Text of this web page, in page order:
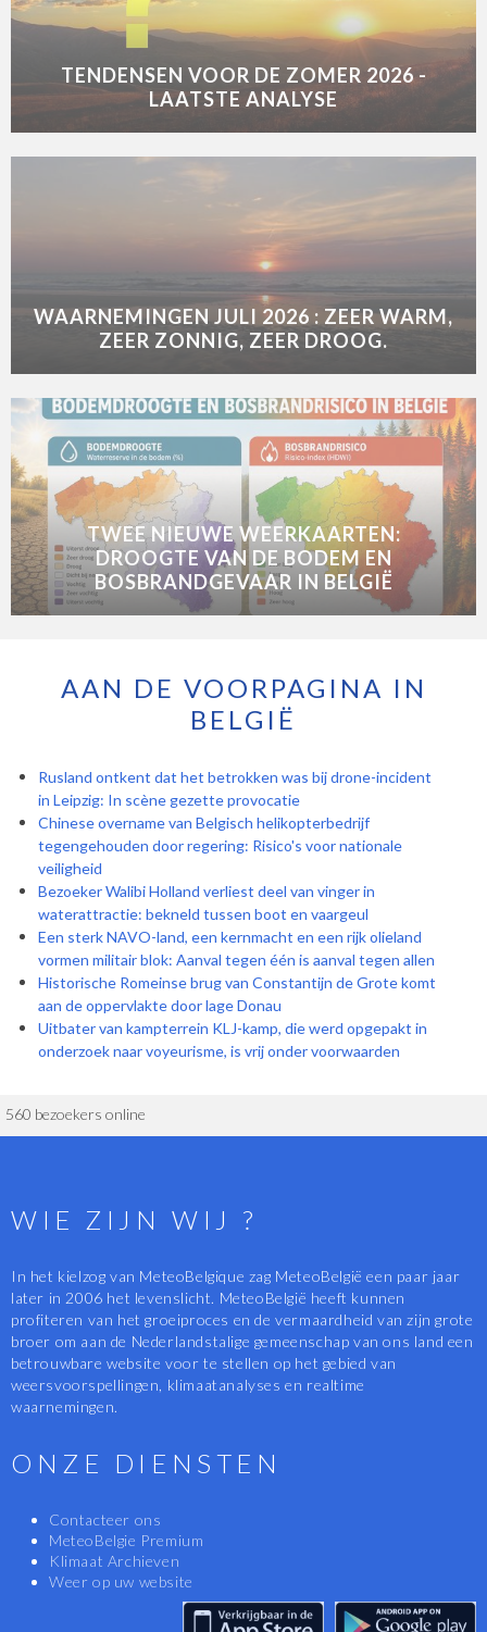
TENDENSEN VOOR DE ZOMER 2026 -
LAATSTE ANALYSE
WAARNEMINGEN JULI 2026 : ZEER WARM,
ZEER ZONNIG, ZEER DROOG.
TWEE NIEUWE WEERKAARTEN:
DROOGTE VAN DE BODEM EN
BOSBRANDGEVAAR IN BELGIË
AAN DE VOORPAGINA IN
BELGIË
Rusland ontkent dat het betrokken was bij drone-incident
in Leipzig: In scène gezette provocatie
Chinese overname van Belgisch helikopterbedrijf
tegengehouden door regering: Risico's voor nationale
veiligheid
Bezoeker Walibi Holland verliest deel van vinger in
waterattractie: bekneld tussen boot en vaargeul
Een sterk NAVO-land, een kernmacht en een rijk olieland
vormen militair blok: Aanval tegen één is aanval tegen allen
Historische Romeinse brug van Constantijn de Grote komt
aan de oppervlakte door lage Donau
Uitbater van kampterrein KLJ-kamp, die werd opgepakt in
onderzoek naar voyeurisme, is vrij onder voorwaarden
560 bezoekers online
WIE ZIJN WIJ ?
In het kielzog van MeteoBelgique zag MeteoBelgië een paar jaar
later in 2006 het levenslicht. MeteoBelgië heeft kunnen
profiteren van het groeiproces en de vermaardheid van zijn grote
broer om aan de Nederlandstalige gemeenschap van ons land een
betrouwbare website voor te stellen op het gebied van
weersvoorspellingen, klimaatanalyses en realtime
waarnemingen.
ONZE DIENSTEN
Contacteer ons
MeteoBelgie Premium
Klimaat Archieven
Weer op uw website